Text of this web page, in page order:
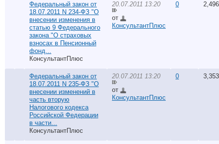
Федеральный закон от
18.07.2011 N 234-ФЗ "О
внесении изменения в
статью 9 Федерального
закона "О страховых
взносах в Пенсионный
фонд...
КонсультантПлюс
20.07.2011 13:20
от
КонсультантПлюс
0 2,496
Федеральный закон от
18.07.2011 N 235-ФЗ "О
внесении изменений в
часть вторую
Налогового кодекса
Российской Федерации
в части...
КонсультантПлюс
20.07.2011 13:20
от
КонсультантПлюс
0 3,353